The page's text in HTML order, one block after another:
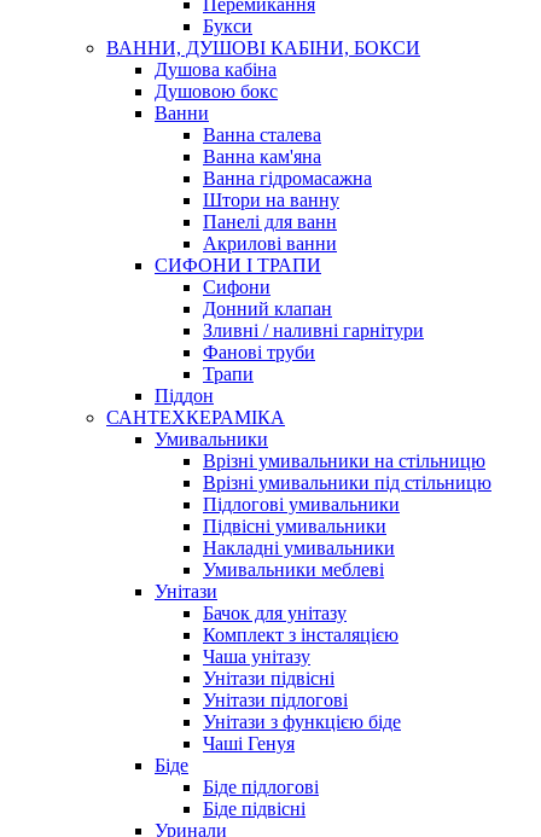
Перемикання
Букси
ВАННИ, ДУШОВІ КАБІНИ, БОКСИ
Душова кабіна
Душовою бокс
Ванни
Ванна сталева
Ванна кам'яна
Ванна гідромасажна
Штори на ванну
Панелі для ванн
Акрилові ванни
СИФОНИ І ТРАПИ
Сифони
Донний клапан
Зливні / наливні гарнітури
Фанові труби
Трапи
Піддон
САНТЕХКЕРАМІКА
Умивальники
Врізні умивальники на стільницю
Врізні умивальники під стільницю
Підлогові умивальники
Підвісні умивальники
Накладні умивальники
Умивальники меблеві
Унітази
Бачок для унітазу
Комплект з інсталяцією
Чаша унітазу
Унітази підвісні
Унітази підлогові
Унітази з функцією біде
Чаші Генуя
Біде
Біде підлогові
Біде підвісні
Уринали